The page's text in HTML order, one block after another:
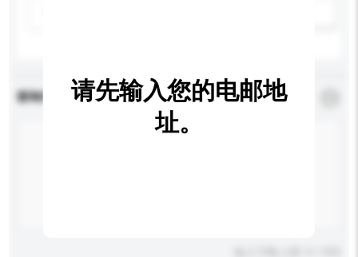
查询内容 *必须填写
请先输入您的电邮地
址。